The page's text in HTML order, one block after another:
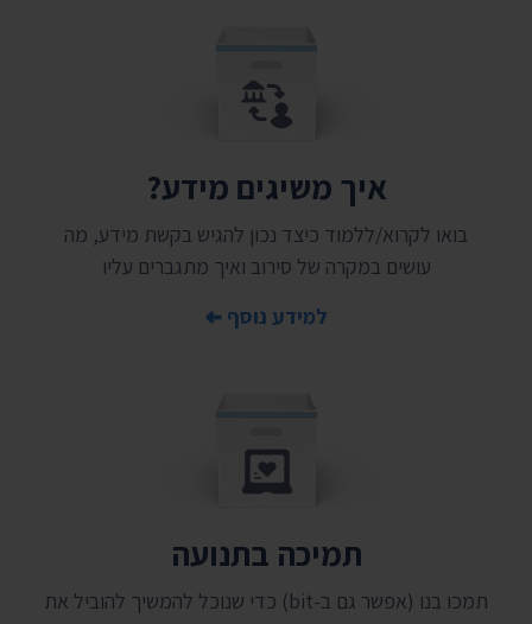
איך משיגים מידע?
בואו לקרוא/ללמוד כיצד נכון להגיש בקשת מידע, מה
עושים במקרה של סירוב ואיך מתגברים עליו
למידע נוסף
תמיכה בתנועה
תמכו בנו (אפשר גם ב-bit) כדי שנוכל להמשיך להוביל את